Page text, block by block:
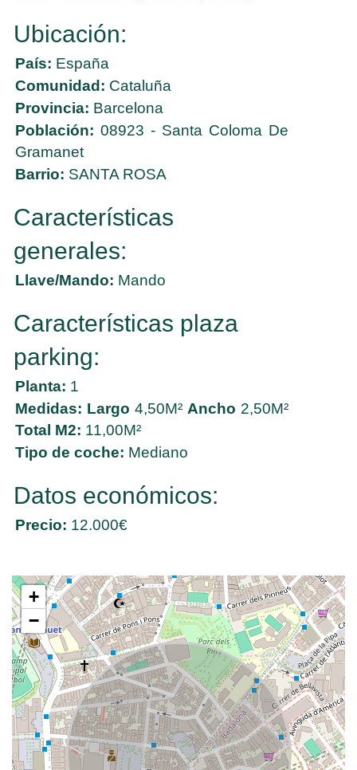
Ubicación:
País: España
Comunidad: Cataluña
Provincia: Barcelona
Población: 08923 - Santa Coloma De
Gramanet
Barrio: SANTA ROSA
Características
generales:
Llave/Mando: Mando
Características plaza
parking:
Planta: 1
Medidas: Largo 4,50M² Ancho 2,50M²
Total M2: 11,00M²
Tipo de coche: Mediano
Datos económicos:
Precio: 12.000€
+
−